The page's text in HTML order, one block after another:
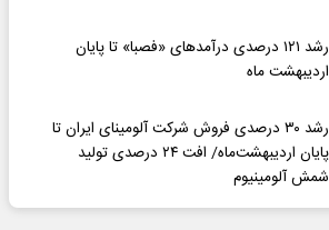
رشد ۱۲۱ درصدی درآمدهای «فصبا» تا پایان
اردیبهشت ماه
رشد ۳۰ درصدی فروش شرکت آلومینای ایران تا
پایان اردیبهشت‌ماه/ افت ۲۴ درصدی تولید
شمش آلومینیوم